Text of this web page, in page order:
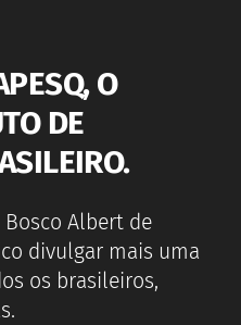
O
DE
Bosco Albert de
divulgar mais uma
os brasileiros,